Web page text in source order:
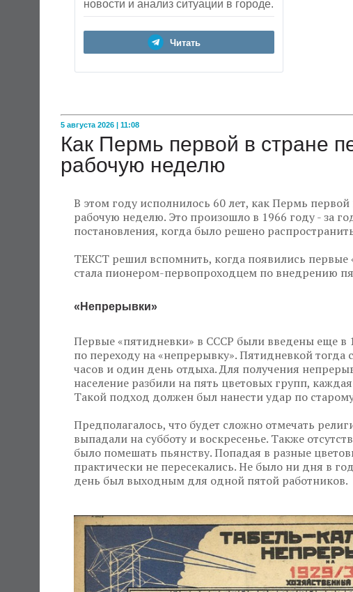
новости и анализ ситуации в городе.
Читать
5 августа 2026 | 11:08
Как Пермь первой в стране
рабочую неделю
В этом году исполнилось 60 лет, как Пермь
рабочую неделю. Это произошло в 1966 году - за
постановления, когда было решено
ТЕКСТ решил вспомнить, когда появились
стала пионером-первопроходцем по внедрению
«Непрерывки»
Первые «пятидневки» в СССР были введены еще в
по переходу на «непрерывку». Пятидневкой
часов и один день отдыха. Для получения
население разбили на пять цветовых групп,
Такой подход должен был нанести удар по
Предполагалось, что будет сложно отмечать
выпадали на субботу и воскресенье. Также
было помешать пьянству. Попадая в разные
практически не пересекались. Не было ни дня в
день был выходным для одной пятой работников.